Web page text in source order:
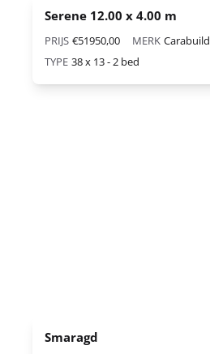
Serene 12.00 x 4.00 m
PRIJS €51950,00 MERK Carabuild
TYPE 38 x 13 - 2 bed
Smaragd